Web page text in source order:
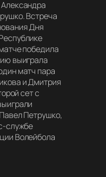
Встреча
Дня
победила
выиграла
матч пара
и Дмитрия
сет с
Петрушко,
службе
Волейбола